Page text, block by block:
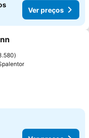
Ver preços
aos favoritos